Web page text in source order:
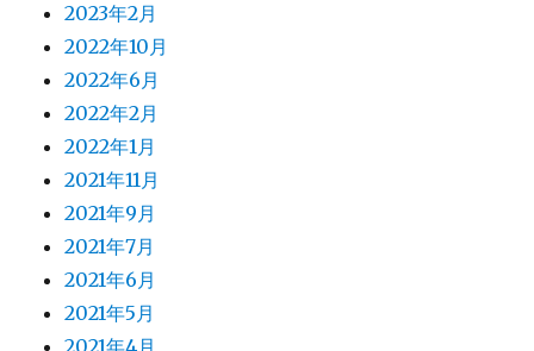
2023年2月
2022年10月
2022年6月
2022年2月
2022年1月
2021年11月
2021年9月
2021年7月
2021年6月
2021年5月